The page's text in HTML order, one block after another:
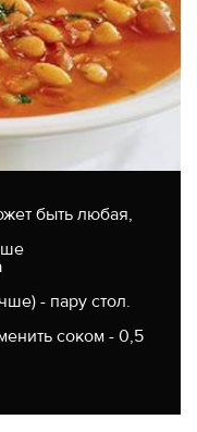
быть любая,
- пару стол.
соком - 0,5